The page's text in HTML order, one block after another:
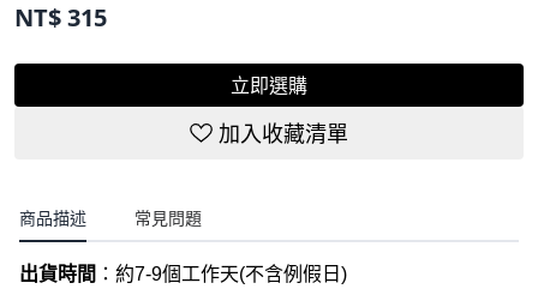
NT$315
立即選購
加入收藏清單
商品描述 常見問題
出貨時間 ：約7-9個工作天(不含例假日 )